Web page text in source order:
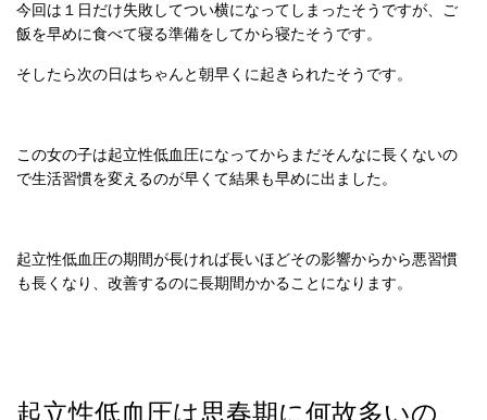
今回は１日だけ失敗してつい横になってしまったそうですが、ご
飯を早めに食べて寝る準備をしてから寝たそうです。
そしたら次の日はちゃんと朝早くに起きられたそうです。
この女の子は起立性低血圧になってからまだそんなに長くないの
で生活習慣を変えるのが早くて結果も早めに出ました。
起立性低血圧の期間が長ければ長いほどその影響からから悪習慣
も長くなり、改善するのに長期間かかることになります。
起立性低血圧は思春期に何故多いの